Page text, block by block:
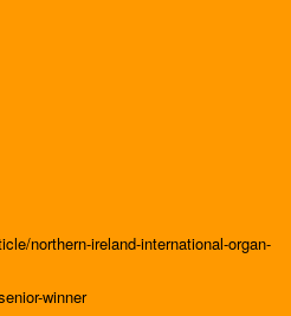
northern-ireland-international-organ-
winner